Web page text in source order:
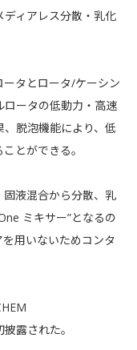
ィアレス分散・乳化
タとロータ/ケーシン
ロータの低動力・高速
脱泡機能により、低
とができる。
液混合から分散、乳
ミキサー”となるの
用いないためコンタ
露された。